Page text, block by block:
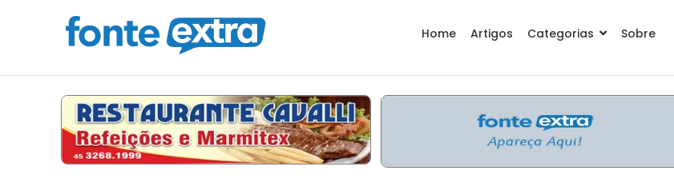
Home Artigos Categorias Sobre